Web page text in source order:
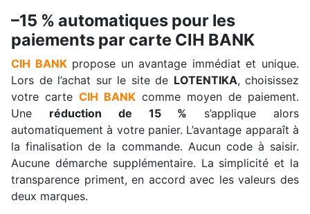
–15 % automatiques pour les
paiements par carte CIH BANK
CIH BANKpropose un avantage immédiat et unique.
Lors de l’achat sur le site de LOTENTIKA, choisissez
votre carte CIH BANK comme moyen de paiement.
Une réduction de 15 % s’applique alors
automatiquement à votre panier. L’avantage apparaît à
la finalisation de la commande. Aucun code à saisir.
Aucune démarche supplémentaire. La simplicité et la
transparence priment, en accord avec les valeurs des
deux marques.